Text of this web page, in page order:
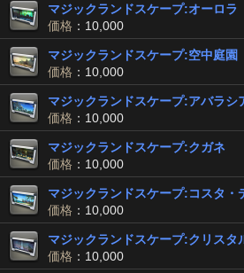
マジックランドスケープ:オーロラ
価格 ：10,000
マジックランドスケープ:空中庭園
価格 ：10,000
マジックランドスケープ:アバラシ
価格 ：10,000
マジックランドスケープ:クガネ
価格 ：10,000
マジックランドスケープ:コスタ・
価格 ：10,000
マジックランドスケープ:クリスタ
価格 ：10,000